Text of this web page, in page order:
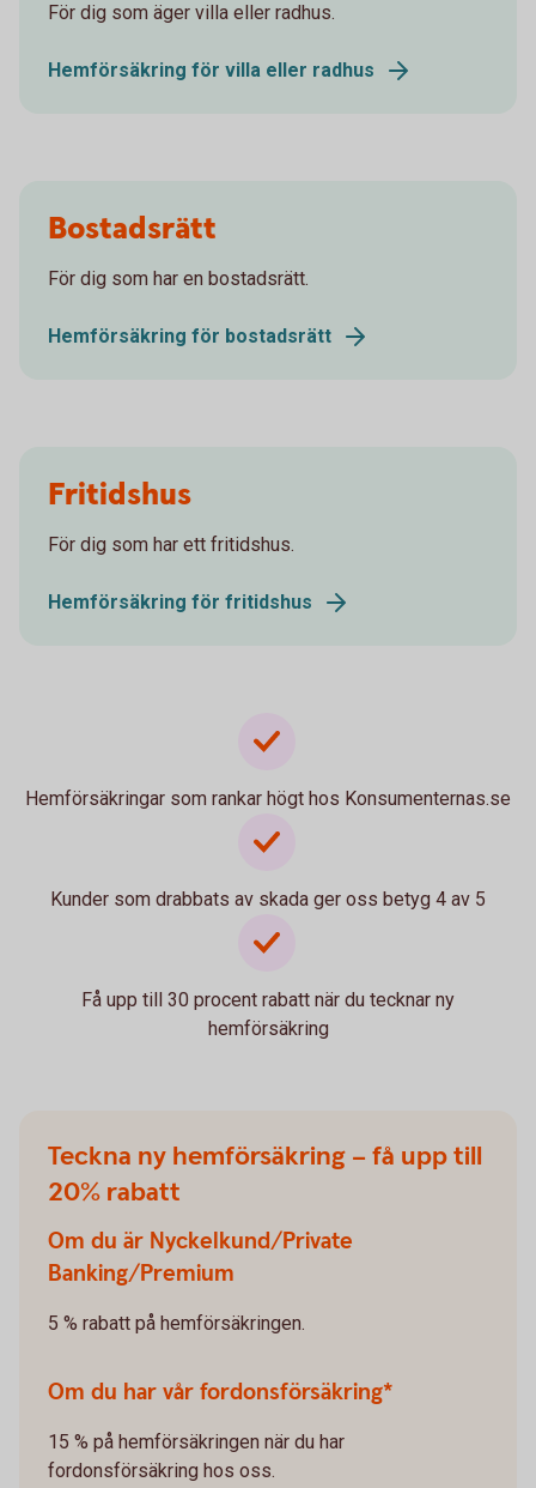
För dig som äger villa eller radhus.
Hemförsäkring för villa eller radhus
Bostadsrätt
För dig som har en bostadsrätt.
Hemförsäkring för bostadsrätt
Fritidshus
För dig som har ett fritidshus.
Hemförsäkring för fritidshus
Hemförsäkringar som rankar högt hos Konsumenternas.se
Kunder som drabbats av skada ger oss betyg 4 av 5
Få upp till 30 procent rabatt när du tecknar ny
hemförsäkring
Teckna ny hemförsäkring – få upp till
20% rabatt
Om du är Nyckelkund/Private
Banking/Premium
5 % rabatt på hemförsäkringen.
Om du har vår fordonsförsäkring*
15 % på hemförsäkringen när du har
fordonsförsäkring hos oss.